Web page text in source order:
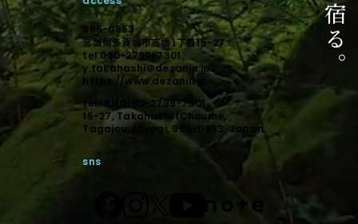
デザインで顕在化する。
985-0853
宮城県多賀城市高橋1丁目15-27
tel.090-2799-7301
y.takahashi＠dezanin.jp
https://www.dezanin.jp
tel+81(0)90-2799-7301
15-27, Takahashi 1Choume,
Tagajou, Miyagi, 985-0853. Japan
sns